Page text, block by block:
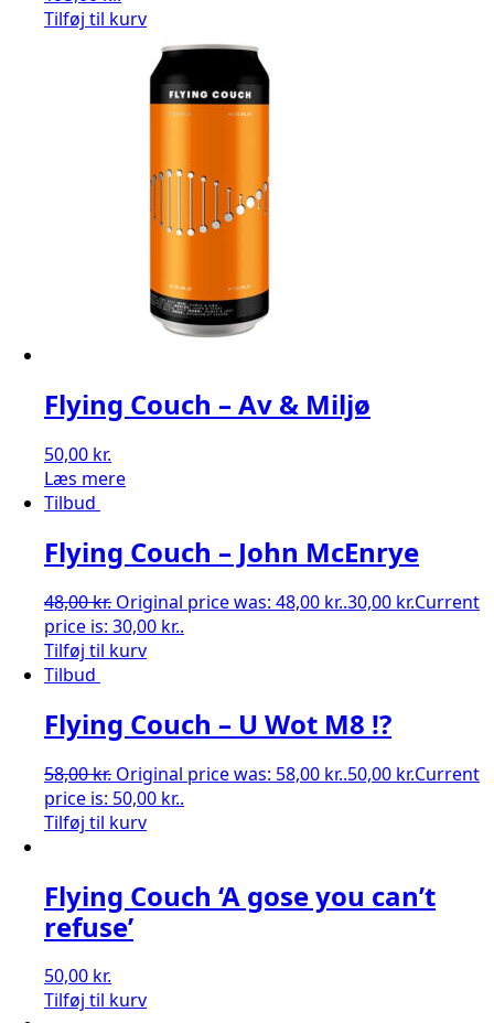
Tilføj til kurv
Flying Couch – Av & Miljø
50,00 kr.
Læs mere
Tilbud
Flying Couch – John McEnrye
48,00kr. Original price was: 48,00 kr..30,00 kr.Current
price is: 30,00 kr..
Tilføj til kurv
Tilbud
Flying Couch – U Wot M8 !?
58,00kr. Original price was: 58,00 kr..50,00 kr.Current
price is: 50,00 kr..
Tilføj til kurv
Flying Couch ‘A gose you can’t
refuse’
50,00 kr.
Tilføj til kurv